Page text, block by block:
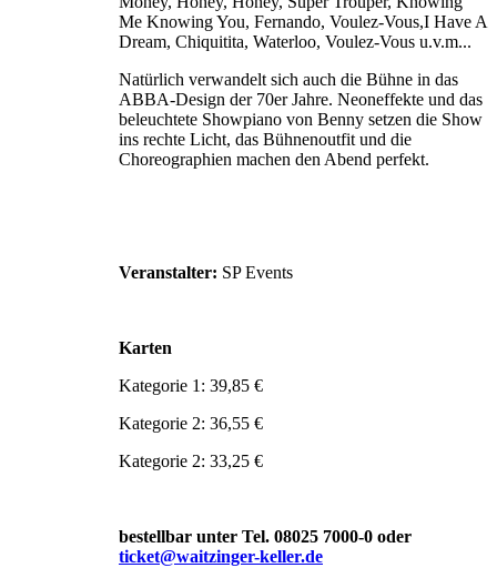
Me Knowing You, Fernando, Voulez-Vous,I Have A
Dream, Chiquitita, Waterloo, Voulez-Vous u.v.m...
Natürlich verwandelt sich auch die Bühne in das
ABBA-Design der 70er Jahre. Neoneffekte und das
beleuchtete Showpiano von Benny setzen die Show
ins rechte Licht, das Bühnenoutfit und die
Choreographien machen den Abend perfekt.
Veranstalter: SP Events
Karten
Kategorie 1: 39,85 €
Kategorie 2: 36,55 €
Kategorie 2: 33,25 €
bestellbar unter Tel. 08025 7000-0 oder
ticket@waitzinger-keller.de